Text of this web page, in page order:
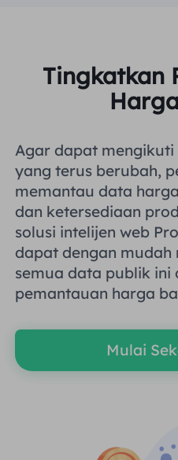
Lebih
Tingkatkan
Agar dapat
yang terus berubah,
memantau data
dan ketersediaan
solusi intelijen web
dapat dengan mudah
semua data publik ini
pemantauan harga
Mulai